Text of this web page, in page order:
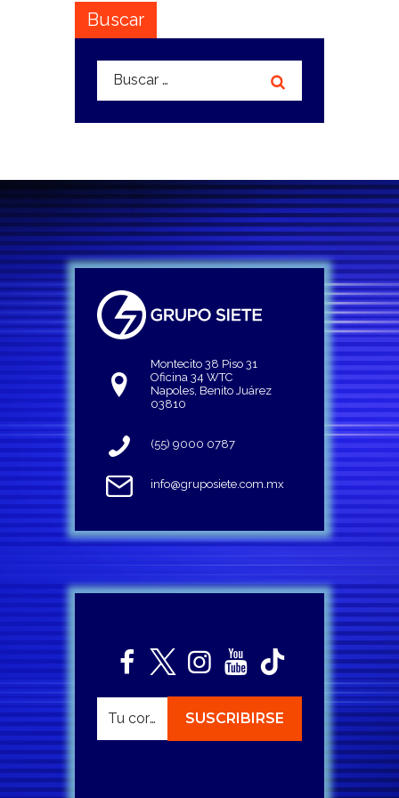
Buscar
Buscar:
Montecito 38 Piso 31
Oficina 34 WTC
Napoles, Benito Juárez
03810
(55) 9000 0787
info@gruposiete.com.mx